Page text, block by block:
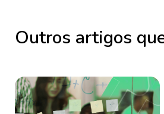
Outros artigos